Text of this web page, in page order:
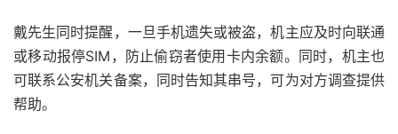
戴先生同时提醒，一旦手机遗失或被盗，机主应及时向联通
或移动报停SIM，防止偷窃者使用卡内余额。同时，机主也
可联系公安机关备案，同时告知其串号，可为对方调查提供
帮助。